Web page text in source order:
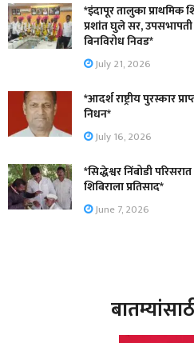
*इंदापूर तालुका प्राथमिक
प्रशांत घुले सर,
बिनविरोध निवड*
July 21, 2026
*आदर्श राष्ट्रीय पुरस्कार
निधन*
July 16, 2026
*सिद्धेश्वर निंबोडी
शिबिराला प्रतिसाद*
June 7, 2026